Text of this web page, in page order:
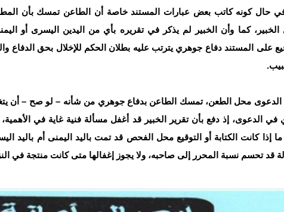
حال كونه كاتب بعض عبارات المستند خاصة أن الطاعن تمسك بأن
كما وأن الخبير لم يذكر في تقريره بأي من اليدين اليسرى أو
على المستند دفاع جوهري يترتب عليه بطلان الحكم للإخلال بحق الدفاع
محل الطعن، تمسك الطاعن بدفاع جوهري من شأنه – لو صح – أن
في الدعوى، إذ دفع بأن تقرير الخبير قد أغفل مسألة فنية غاية في
ما إذا كانت الكتابة أو التوقيع محل الفحص قد تمت باليد اليمنى أم باليد
قد تحسم نسبة المحرر إلى صاحبه، ولا يجوز إغفالها متى كانت منتجة في